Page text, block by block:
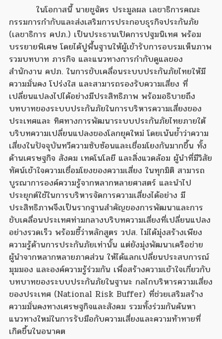
ในโอกาสนี้ นายชูฉัตร ประมูลผล เลขาธิการคณะ
กรรมการกำกับและส่งเสริมการประกอบธุรกิจประกันภัย
(เลขาธิการ คปภ.) เป็นประธานเปิดการปฐมนิเทศ พร้อม
บรรยายพิเศษ โดยได้ปูพื้นฐานให้ผู้เข้ารับการอบรมเห็นภาพ
รวมบทบาท ภารกิจ และแนวทางการกำกับดูแลของ
สำนักงาน คปภ. ในการขับเคลื่อนระบบประกันภัยไทยให้มี
ความมั่นคง โปร่งใส และสามารถรองรับความเสี่ยง ที่
เปลี่ยนแปลงไปได้อย่างมีประสิทธิภาพ พร้อมอธิบายถึง
บทบาทของระบบประกันภัยในการบริหารความเสี่ยงของ
ประเทศและ ทิศทางการพัฒนาระบบประกันภัยไทยภายใต้
บริบทความเปลี่ยนแปลงของโลกยุคใหม่ โดยเน้นย้ำว่าความ
เสี่ยงในปัจจุบันทวีความซับซ้อนและเชื่อมโยงกันมากขึ้น ทั้ง
ด้านเศรษฐกิจ สังคม เทคโนโลยี และสิ่งแวดล้อม ผู้นำที่มีวิสัย
ทัศน์เข้าใจความเชื่อมโยงของความเสี่ยง ในทุกมิติ สามารถ
บูรณาการองค์ความรู้จากหลากหลายศาสตร์ และนำไป
ประยุกต์ใช้ในการบริหารจัดการความเสี่ยงได้อย่าง มี
ประสิทธิภาพจึงเป็นรากฐานสำคัญของการพัฒนาและการ
ขับเคลื่อนประเทศท่ามกลางบริบทความเสี่ยงที่เปลี่ยนแปลง
อย่างรวดเร็ว พร้อมชี้ว่าหลักสูตร วปส. ไม่ได้มุ่งสร้างเพียง
ความรู้ด้านการประกันภัยเท่านั้น แต่ยังมุ่งพัฒนาเครือข่าย
ผู้นำจากหลากหลายภาคส่วน ให้ได้แลกเปลี่ยนประสบการณ์
มุมมอง และองค์ความรู้ร่วมกัน เพื่อสร้างความเข้าใจเกี่ยวกับ
บทบาทของระบบประกันภัยในฐานะ กลไกบริหารความเสี่ยง
ของประเทศ (National Risk Buffer) ที่ช่วยเสริมสร้าง
ความมั่นคงทางเศรษฐกิจและสังคม รวมทั้งร่วมกันค้นหา
แนวทางใหม่ในการรับมือกับความเสี่ยงและความท้าทายที่
เกิดขึ้นในอนาคต